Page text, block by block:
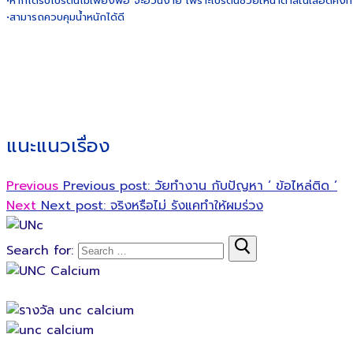
•สามารถควบคุมน้ำหนักได้ดี
แนะแนวเรื่อง
Previous Previous post: วัยทำงาน กับปัญหา ‘ ข้อไหล่ติด ’
Next Next post: จริงหรือไม่ รังแคทำให้ผมร่วง
Search for: